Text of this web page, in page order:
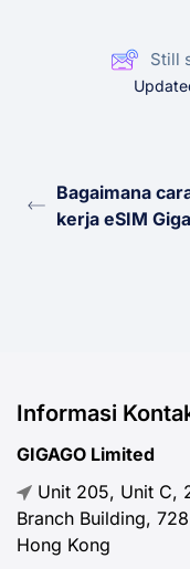
Still
Bagaimana
kerja eSIM
Informasi
GIGAGO Limited
Unit 205, Unit C,
Branch Building,
Hong Kong